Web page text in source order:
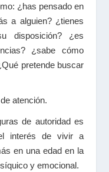
¿has pensado en
a alguien? ¿tienes
disposición? ¿es
¿sabe cómo
pretende buscar
atención.
de autoridad es
interés de vivir a
en una edad en la
y emocional.